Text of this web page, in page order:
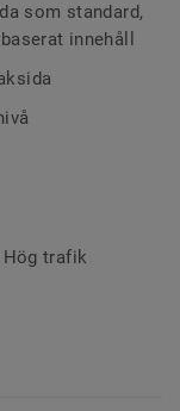
som standard,
innehåll
Hög trafik